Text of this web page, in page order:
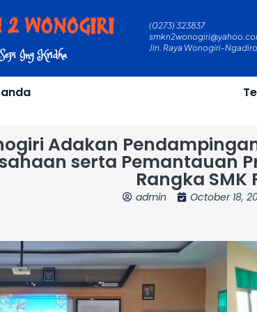
2 WONOGIRI
Ing Kridha
(0273) 323837
Jln. Raya Wonogiri-
Adakan
serta Pemantauan
Rangka SMK
admin October 18,